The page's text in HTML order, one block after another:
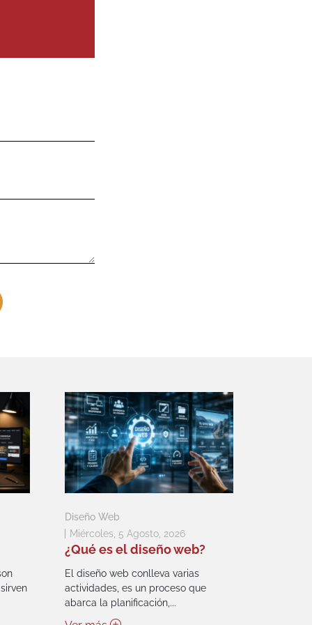
Diseño Web
Miércoles, 5 Agosto, 2026
¿Qué es el diseño web?
El diseño web conlleva varias
actividades, es un proceso que
abarca la planificación,...